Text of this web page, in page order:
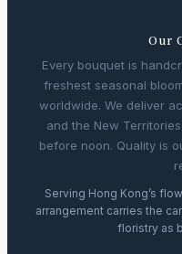
Our
Every bouquet is
freshest seasonal
worldwide. We deliver
and the New
before noon. Quality is
Serving Hong Kong’s
arrangement carries the
floristry as